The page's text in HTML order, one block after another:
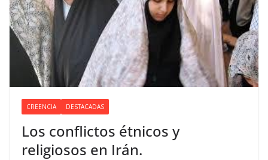
CREENCIA DESTACADAS
Los conflictos étnicos y
religiosos en Irán.